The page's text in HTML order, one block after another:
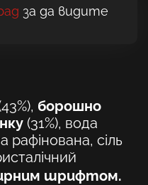
за да видите
борошно
(31%), вода
рафінована, сіль
шрифтом.